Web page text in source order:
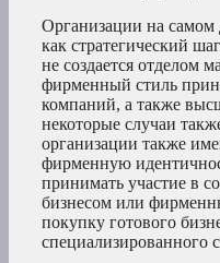
Организации на самом
как стратегический
не создается отделом
фирменный стиль
компаний, а также
некоторые случаи
организации также
фирменную
принимать участие в
бизнесом или
покупку готового
специализированного